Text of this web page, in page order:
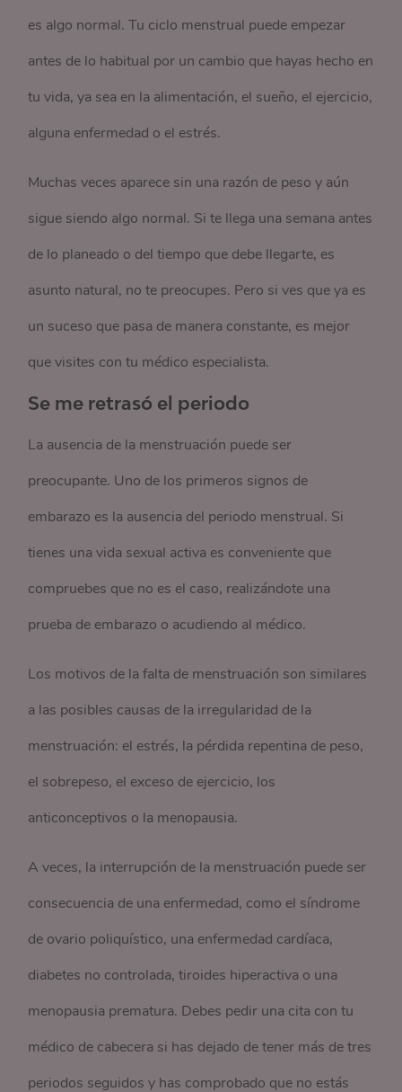
es algo normal. Tu ciclo menstrual puede empezar
antes de lo habitual por un cambio que hayas hecho en
tu vida, ya sea en la alimentación, el sueño, el ejercicio,
alguna enfermedad o el estrés.
Muchas veces aparece sin una razón de peso y aún
sigue siendo algo normal. Si te llega una semana antes
de lo planeado o del tiempo que debe llegarte, es
asunto natural, no te preocupes. Pero si ves que ya es
un suceso que pasa de manera constante, es mejor
que visites con tu médico especialista.
Se me retrasó el periodo
La ausencia de la menstruación puede ser
preocupante. Uno de los primeros signos de
embarazo es la ausencia del periodo menstrual. Si
tienes una vida sexual activa es conveniente que
compruebes que no es el caso, realizándote una
prueba de embarazo o acudiendo al médico.
Los motivos de la falta de menstruación son similares
a las posibles causas de la irregularidad de la
menstruación: el estrés, la pérdida repentina de peso,
el sobrepeso, el exceso de ejercicio, los
anticonceptivos o la menopausia.
A veces, la interrupción de la menstruación puede ser
consecuencia de una enfermedad, como el síndrome
de ovario poliquístico, una enfermedad cardíaca,
diabetes no controlada, tiroides hiperactiva o una
menopausia prematura. Debes pedir una cita con tu
médico de cabecera si has dejado de tener más de tres
periodos seguidos y has comprobado que no estás